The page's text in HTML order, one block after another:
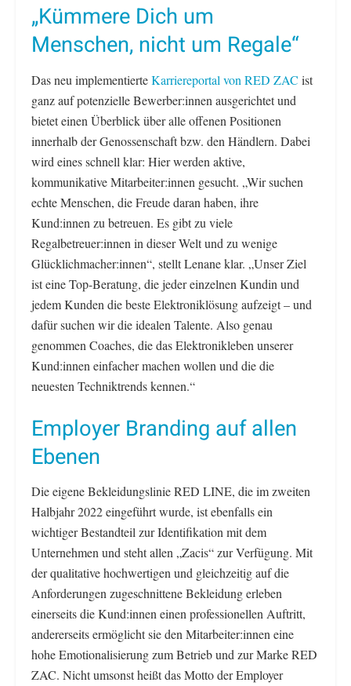
„Kümmere Dich um
Menschen, nicht um Regale“
Das neu implementierteKarriereportal von RED ZAC ist
ganz auf potenzielle Bewerber:innen ausgerichtet und
bietet einen Überblick über alle offenen Positionen
innerhalb der Genossenschaft bzw. den Händlern. Dabei
wird eines schnell klar: Hier werden aktive,
kommunikative Mitarbeiter:innen gesucht. „Wir suchen
echte Menschen, die Freude daran haben, ihre
Kund:innen zu betreuen. Es gibt zu viele
Regalbetreuer:innen in dieser Welt und zu wenige
Glücklichmacher:innen“, stellt Lenane klar. „Unser Ziel
ist eine Top-Beratung, die jeder einzelnen Kundin und
jedem Kunden die beste Elektroniklösung aufzeigt – und
dafür suchen wir die idealen Talente. Also genau
genommen Coaches, die das Elektronikleben unserer
Kund:innen einfacher machen wollen und die die
neuesten Techniktrends kennen.“
Employer Branding auf allen
Ebenen
Die eigene Bekleidungslinie RED LINE, die im zweiten
Halbjahr 2022 eingeführt wurde, ist ebenfalls ein
wichtiger Bestandteil zur Identifikation mit dem
Unternehmen und steht allen „Zacis“ zur Verfügung. Mit
der qualitative hochwertigen und gleichzeitig auf die
Anforderungen zugeschnittene Bekleidung erleben
einerseits die Kund:innen einen professionellen Auftritt,
andererseits ermöglicht sie den Mitarbeiter:innen eine
hohe Emotionalisierung zum Betrieb und zur Marke RED
ZAC. Nicht umsonst heißt das Motto der Employer